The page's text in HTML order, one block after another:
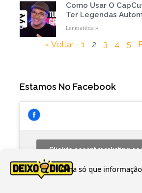
Olha só que
Como Usar O
Ter Legendas
Ler matéria »
« Voltar 1 2 3 4 5
Estamos No Facebook
Click to accept marketing